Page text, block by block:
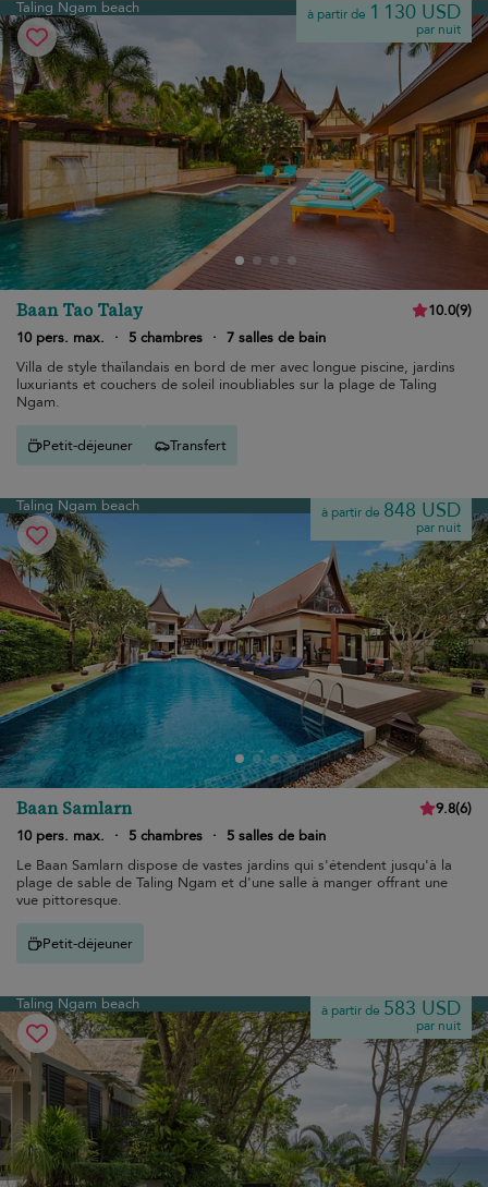
Taling Ngam beach à partir de 1 130 USD
par nuit
Baan Tao Talay 10.0(9)
10 pers. max.
· 5 chambres · 7 salles de bain
Villa de style thaïlandais en bord de mer avec longue piscine, jardins
luxuriants et couchers de soleil inoubliables sur la plage de Taling
Ngam.
Petit-déjeuner Transfert
Taling Ngam beach à partir de 848 USD
par nuit
Baan Samlarn 9.8(6)
10 pers. max.
· 5 chambres ·
5 salles de bain
Le Baan Samlarn dispose de vastes jardins qui s'étendent jusqu'à la
plage de sable de Taling Ngam et d'une salle à manger offrant une
vue pittoresque.
Petit-déjeuner
Taling Ngam beach à partir de 583 USD
par nuit